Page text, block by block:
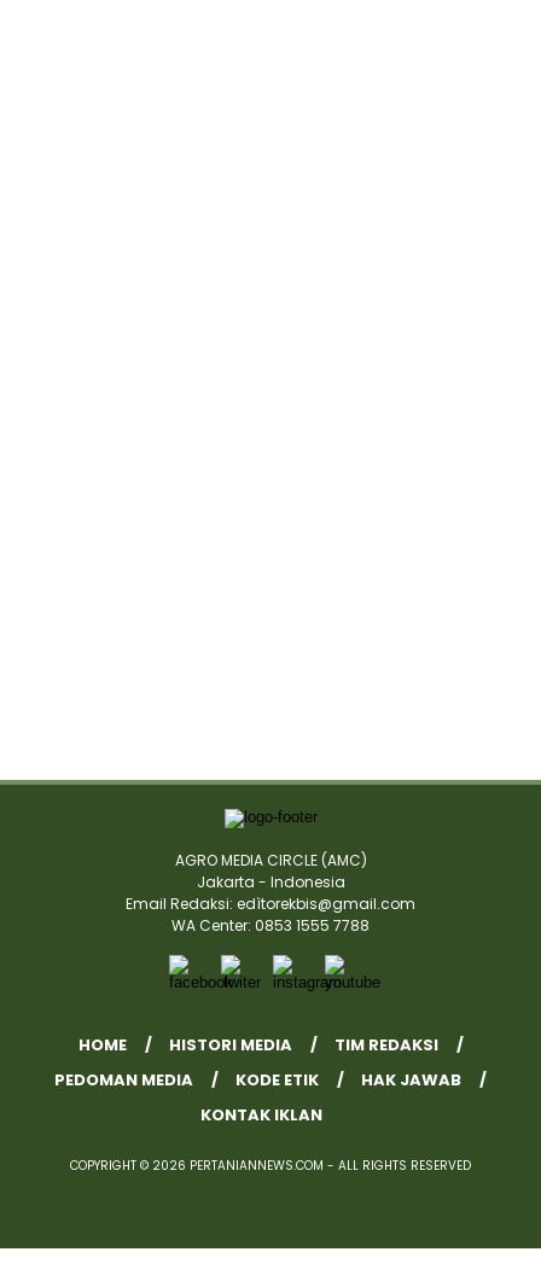
AGRO MEDIA CIRCLE (AMC)
Jakarta - Indonesia
Email Redaksi: edìtorekbis@gmail.com
WA Center: 0853 1555 7788
HOME HISTORI MEDIA
TIM REDAKSI
PEDOMAN MEDIA
KODE ETIK
HAK JAWAB
KONTAK IKLAN
COPYRIGHT © 2026 PERTANIANNEWS.COM - ALL RIGHTS RESERVED